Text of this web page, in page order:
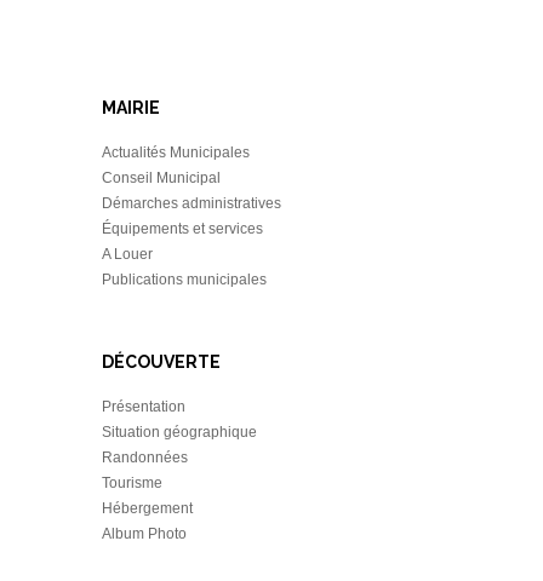
MAIRIE
Actualités Municipales
Conseil Municipal
Démarches administratives
Équipements et services
A Louer
Publications municipales
DÉCOUVERTE
Présentation
Situation géographique
Randonnées
Tourisme
Hébergement
Album Photo